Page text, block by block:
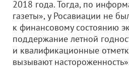
2018 года. Тогда, по
газеты», у Росавиации не
к финансовому состоянию
поддержание летной
и квалификационные
вызывают